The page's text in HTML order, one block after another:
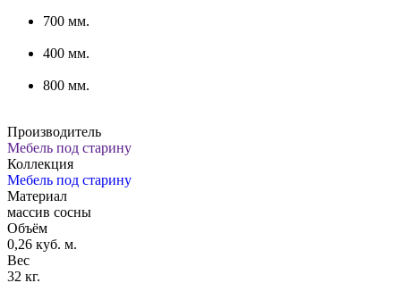
700 мм.
400 мм.
800 мм.
Производитель
Мебель под старину
Коллекция
Мебель под старину
Материал
массив сосны
Объём
0,26 куб. м.
Вес
32 кг.